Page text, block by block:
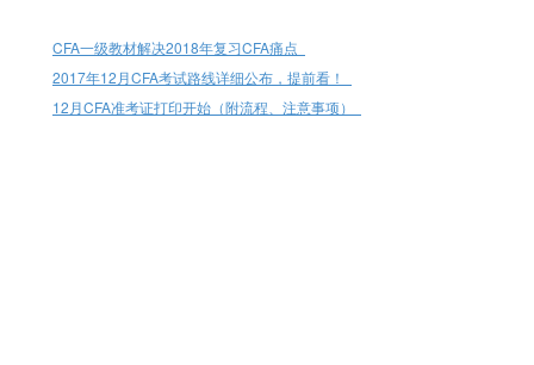
CFA一级教材解决2018年复习CFA痛点
2017年12月CFA考试路线详细公布，提前看！
12月CFA准考证打印开始（附流程、注意事项）